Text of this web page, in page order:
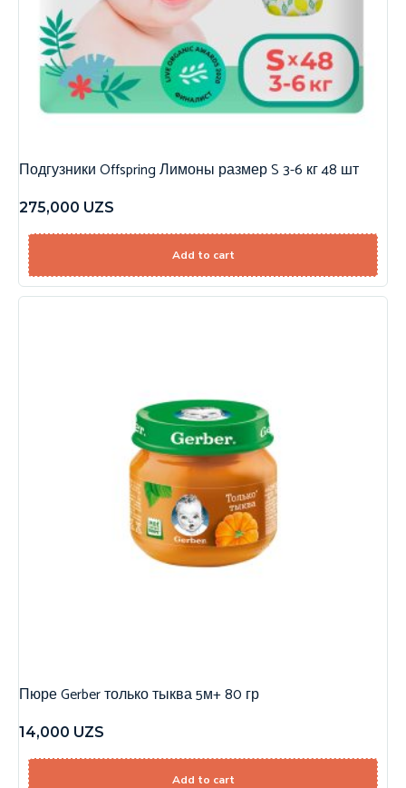
Подгузники Offspring Лимоны размер S 3-6 кг 48 шт
275,000 UZS
Add to cart
Пюре Gerber только тыква 5м+ 80 гр
14,000 UZS
Add to cart